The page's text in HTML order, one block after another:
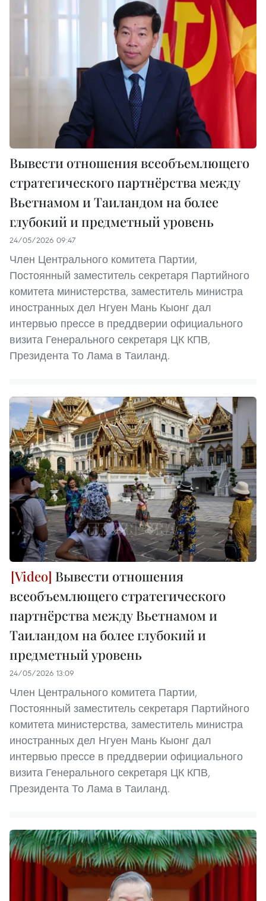
Вывести отношения всеобъемлющего
стратегического партнёрства между
Вьетнамом и Таиландом на более
глубокий и предметный уровень
24/05/2026 09:47
Член Центрального комитета Партии,
Постоянный заместитель секретаря Партийного
комитета министерства, заместитель министра
иностранных дел Нгуен Мань Кыонг дал
интервью прессе в преддверии официального
визита Генерального секретаря ЦК КПВ,
Президента То Лама в Таиланд.
Вывести отношения
всеобъемлющего стратегического
партнёрства между Вьетнамом и
Таиландом на более глубокий и
предметный уровень
24/05/2026 13:09
Член Центрального комитета Партии,
Постоянный заместитель секретаря Партийного
комитета министерства, заместитель министра
иностранных дел Нгуен Мань Кыонг дал
интервью прессе в преддверии официального
визита Генерального секретаря ЦК КПВ,
Президента То Лама в Таиланд.